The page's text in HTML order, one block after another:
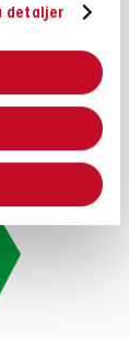
detaljer